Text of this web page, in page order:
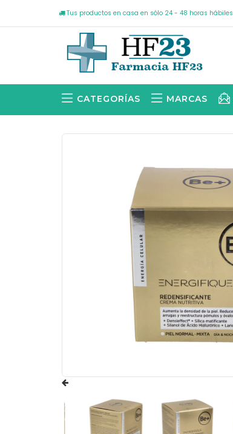
Tus productos en casa en sólo 24 - 48 horas hábiles
CATEGORÍAS MARCAS